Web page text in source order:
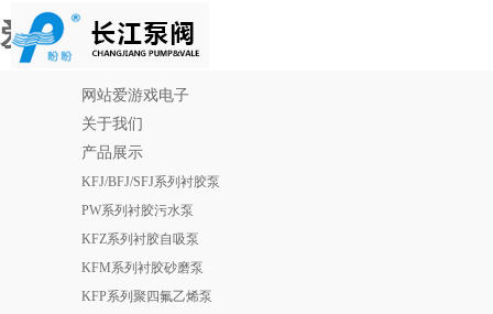
爱游戏电子
网站爱游戏电子
关于我们
产品展示
KFJ/BFJ/SFJ系列衬胶泵
PW系列衬胶污水泵
KFZ系列衬胶自吸泵
KFM系列衬胶砂磨泵
KFP系列聚四氟乙烯泵